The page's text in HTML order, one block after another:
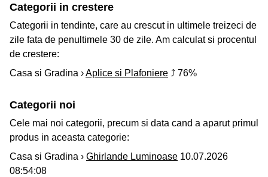
Categorii in crestere
Categorii in tendinte, care au crescut in ultimele treizeci de
zile fata de penultimele 30 de zile. Am calculat si procentul
de crestere:
Casa si Gradina ›Aplice si Plafoniere ⤴ 76%
Categorii noi
Cele mai noi categorii, precum si data cand a aparut primul
produs in aceasta categorie:
Casa si Gradina › Ghirlande Luminoase 10.07.2026
08:54:08